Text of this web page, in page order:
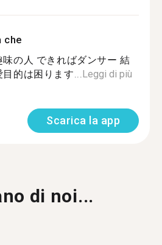
che
の人 できればダンサー 結
的は困ります...Leggi di più
Scarica la app
di noi...